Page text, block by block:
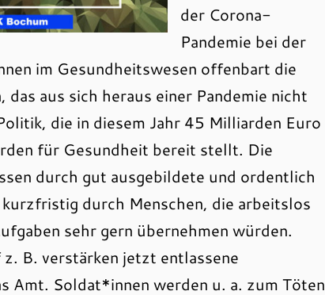
der Corona-
Pandemie bei der
im Gesundheitswesen offenbart die
aus sich heraus einer Pandemie nicht
die in diesem Jahr 45 Milliarden Euro
für Gesundheit bereit stellt. Die
durch gut ausgebildete und ordentlich
durch Menschen, die arbeitslos
sehr gern übernehmen würden.
B. verstärken jetzt entlassene
Amt. Soldat*innen werden u. a. zum Töten